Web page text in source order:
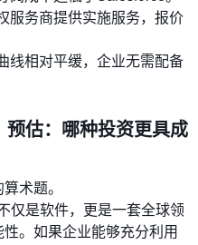
服务商提供实施服务，报价
线相对平缓，企业无需配备
估：哪种投资更具成
术题。
仅是软件，更是一套全球领
。如果企业能够充分利用